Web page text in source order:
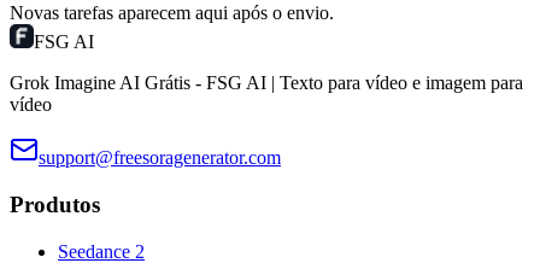
Novas tarefas aparecem aqui após o envio.
FSG AI
Grok Imagine AI Grátis - FSG AI | Texto para vídeo e imagem para
vídeo
support@freesoragenerator.com
Produtos
Seedance 2